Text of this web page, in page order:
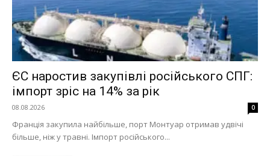
ЄС наростив закупівлі російського СПГ:
імпорт зріс на 14% за рік
08.08.2026 0
Франція закупила найбільше, порт Монтуар отримав удвічі
більше, ніж у травні. Імпорт російського...